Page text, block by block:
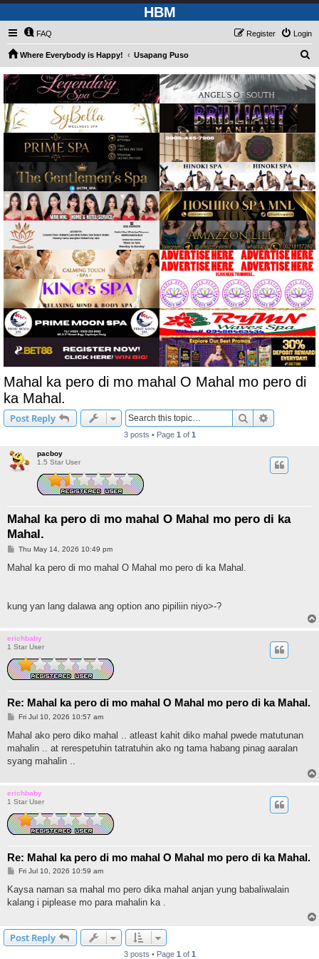
HBM
FAQ Login
Register
Where Everybody is Happy! Usapang Puso
a
r
h
Mahal ka pero di mo mahal O Mahal mo pero di
ka Mahal.
Post Reply Search
3 posts • Page 1 of 1
pacboy
1.5 Star User
Mahal ka pero di mo mahal O Mahal mo pero di ka
Mahal.
P
s
Thu May 14, 2026 10:49 pm
Mahal ka pero di mo mahal O Mahal mo pero di ka Mahal.
kung yan lang dalawa ang option ano pipiliin niyo>-?
erichbaby
1 Star User
Re: Mahal ka pero di mo mahal O Mahal mo pero di ka Mahal.
P
s
Fri Jul 10, 2026 10:57 am
Mahal ako pero diko mahal .. atleast kahit diko mahal pwede matutunan
mahalin .. at rerespetuhin tatratuhin ako ng tama habang pinag aaralan
syang mahalin ..
erichbaby
1 Star User
Re: Mahal ka pero di mo mahal O Mahal mo pero di ka Mahal.
P
s
Fri Jul 10, 2026 10:59 am
Kaysa naman sa mahal mo pero dika mahal anjan yung babaliwalain
kalang i piplease mo para mahalin ka .
Post Reply
3 posts • Page 1 of 1